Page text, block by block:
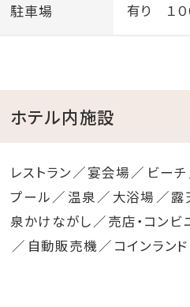
駐車場 有り １
ホテル内施設
レストラン 宴会場 ビーチ
プール
温泉 大浴場 露
泉かけながし
売店・コンビ
自動販売機
コインラン